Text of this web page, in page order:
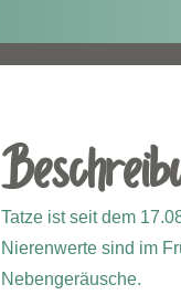
Tatze ist seit dem
Nierenwerte sind im
Nebengeräusche.